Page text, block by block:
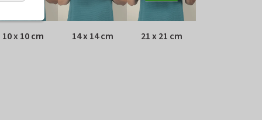
10 x 10 cm 14 x 14 cm 21 x 21 cm